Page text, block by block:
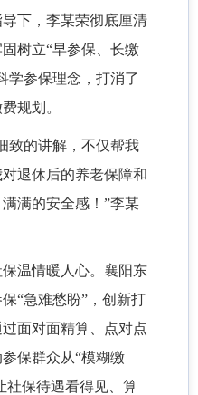
下，李某荣彻底厘清
树立“早参保、长缴
学参保理念，打消了
规划。
致的讲解，不仅帮我
退休后的养老保障和
满的安全感！”李某
温情暖人心。襄阳东
“急难愁盼”，创新打
面对面精算、点对点
保群众从“模糊缴
社保待遇看得见、算